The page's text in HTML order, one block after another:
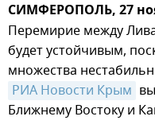
СИМФЕРОПОЛЬ, 27
Перемирие между
будет устойчивым,
множества
РИА Новости Крым
Ближнему Востоку и